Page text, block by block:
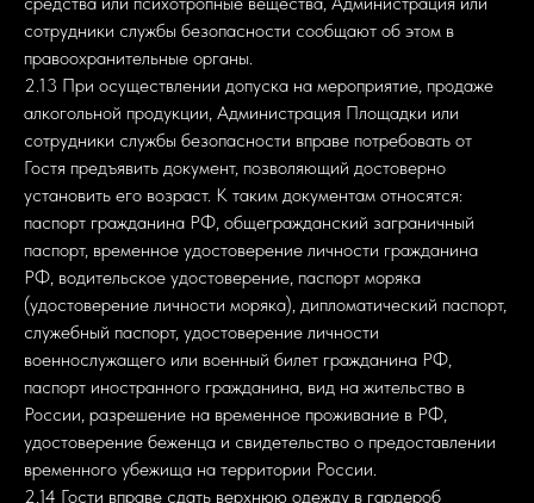
сотрудники службы безопасности сообщают об этом в
правоохранительные органы.
2.13 При осуществлении допуска на мероприятие, продаже
алкогольной продукции, Администрация Площадки или
сотрудники службы безопасности вправе потребовать от
Гостя предъявить документ, позволяющий достоверно
установить его возраст. К таким документам относятся:
паспорт гражданина РФ, общегражданский заграничный
паспорт, временное удостоверение личности гражданина
РФ, водительское удостоверение, паспорт моряка
(удостоверение личности моряка), дипломатический паспорт,
служебный паспорт, удостоверение личности
военнослужащего или военный билет гражданина РФ,
паспорт иностранного гражданина, вид на жительство в
России, разрешение на временное проживание в РФ,
удостоверение беженца и свидетельство о предоставлении
временного убежища на территории России.
2.14 Гости вправе сдать верхнюю одежду в гардероб